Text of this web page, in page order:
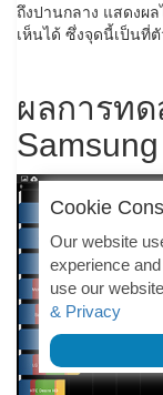
ถึงปานกลาง แสดงผ
เห็นได้ ซึ่งจุดนี้เป็นที่ตั
ผลการทด
Cookie
Our website
experience
use our
& Privacy